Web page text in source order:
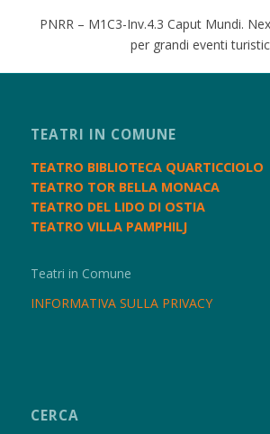
PNRR – M1C3-Inv.4.3 Caput Mundi.
per grandi eventi
TEATRI IN COMUNE
TEATRO BIBLIOTECA QUARTICCIOLO
TEATRO TOR BELLA MONACA
TEATRO DEL LIDO DI OSTIA
TEATRO VILLA PAMPHILJ
Teatri in Comune
INFORMATIVA SULLA PRIVACY
CERCA